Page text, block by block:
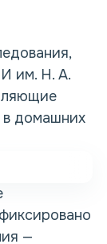
им. Н. А.
в домашних
—